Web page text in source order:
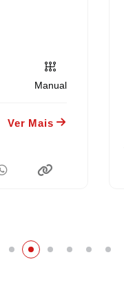
Manual
Ver Mais